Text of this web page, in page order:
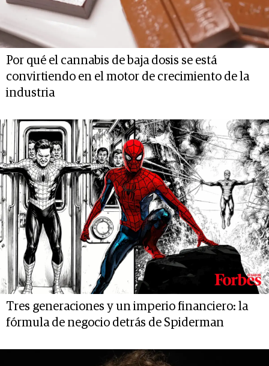
Por qué el cannabis de baja dosis se está
convirtiendo en el motor de crecimiento de la
industria
Tres generaciones y un imperio financiero: la
fórmula de negocio detrás de Spiderman